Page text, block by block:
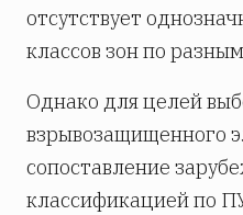
отсутствует
классов зон по
Однако для целей
взрывозащищенного
сопоставление
классификацией по